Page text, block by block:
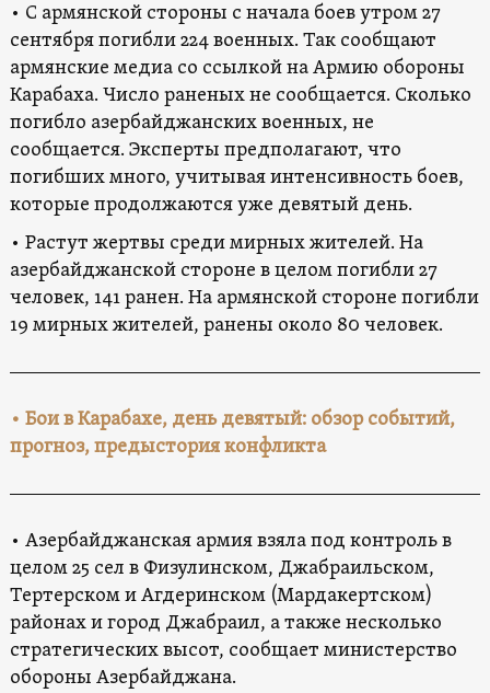
• С армянской стороны с начала боев утром 27
сентября погибли 224 военных. Так сообщают
армянские медиа со ссылкой на Армию обороны
Карабаха. Число раненых не сообщается. Сколько
погибло азербайджанских военных, не
сообщается. Эксперты предполагают, что
погибших много, учитывая интенсивность боев,
которые продолжаются уже девятый день.
• Растут жертвы среди мирных жителей. На
азербайджанской стороне в целом погибли 27
человек, 141 ранен. На армянской стороне погибли
19 мирных жителей, ранены около 80 человек.
• Бои в Карабахе, день девятый: обзор событий,
прогноз, предыстория конфликта
• Азербайджанская армия взяла под контроль в
целом 25 сел в Физулинском, Джабраильском,
Тертерском и Агдеринском (Мардакертском)
районах и город Джабраил, а также несколько
стратегических высот, сообщает министерство
обороны Азербайджана.